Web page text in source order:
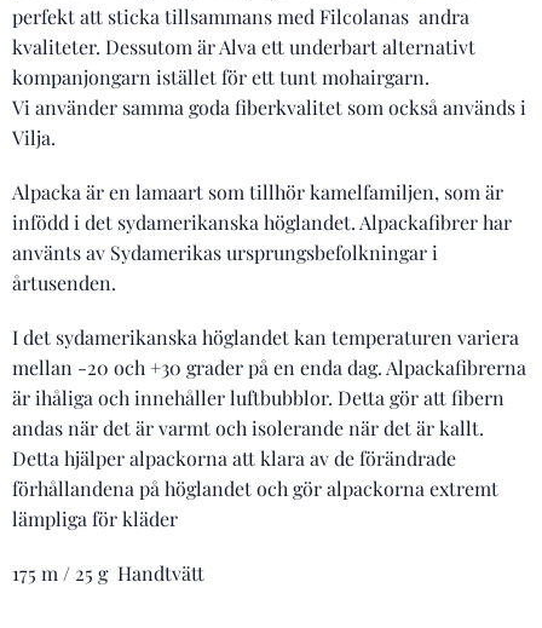
perfekt att sticka tillsammans med Filcolanas andra
kvaliteter. Dessutom är Alva ett underbart alternativt
kompanjongarn istället för ett tunt mohairgarn.
Vi använder samma goda fiberkvalitet som också används i
Vilja.
Alpacka är en lamaart som tillhör kamelfamiljen, som är
infödd i det sydamerikanska höglandet. Alpackafibrer har
använts av Sydamerikas ursprungsbefolkningar i
årtusenden.
I det sydamerikanska höglandet kan temperaturen variera
mellan -20 och +30 grader på en enda dag. Alpackafibrerna
är ihåliga och innehåller luftbubblor. Detta gör att fibern
andas när det är varmt och isolerande när det är kallt.
Detta hjälper alpackorna att klara av de förändrade
förhållandena på höglandet och gör alpackorna extremt
lämpliga för kläder
175 m / 25 g Handtvätt